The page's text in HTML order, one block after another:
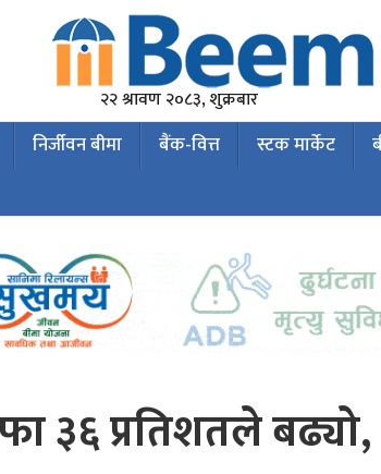
२२ श्रावण २०८३, शुक्रबार
निर्जीवन बीमा बैंक-वित्त स्टक मार्केट
३६ प्रतिशतले